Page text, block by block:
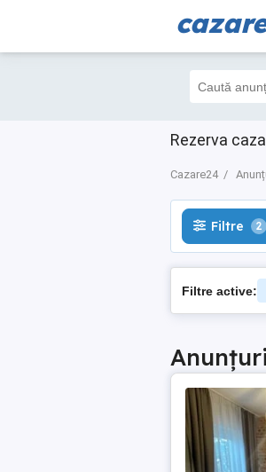
Rezerva
Cazare24
Filtre 2
Filtre 2
Filtre active:
Anunțuri